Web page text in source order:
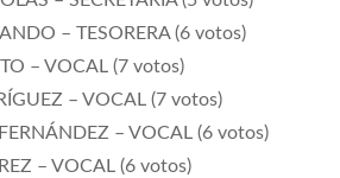
– TESORERA (6 votos)
– VOCAL (7 votos)
– VOCAL (7 votos)
– VOCAL (6 votos)
– VOCAL (6 votos)